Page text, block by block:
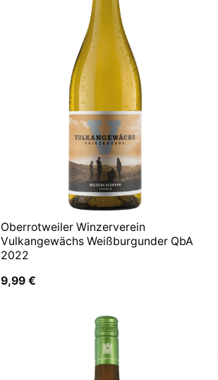
Oberrotweiler Winzerverein
Vulkangewächs Weißburgunder QbA
2022
9,99€